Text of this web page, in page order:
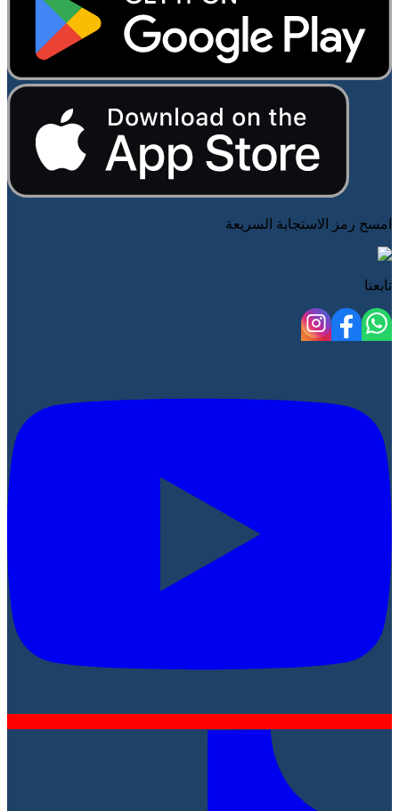
امسح رمز الاستجابة السريعة
تابعنا